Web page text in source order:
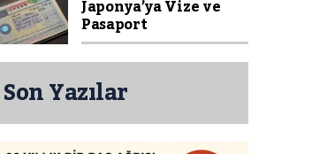
Japonya’ya Vize ve
Pasaport
Son Yazılar